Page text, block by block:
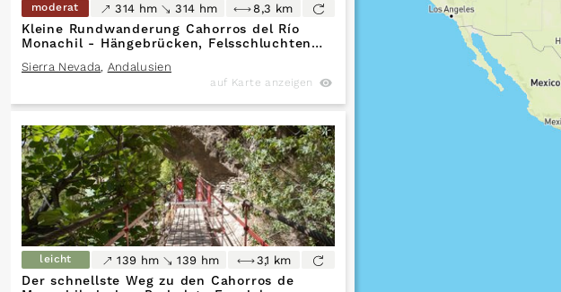
moderat 314 hm 314 hm 8,3 km
Kleine Rundwanderung Cahorros del Río
Monachil - Hängebrücken, Felsschluchten
und glitzerndes Wasser
Sierra Nevada, Andalusien
auf Karte anzeigen
leicht 139 hm 139 hm 3,1 km
Der schnellste Weg zu den Cahorros de